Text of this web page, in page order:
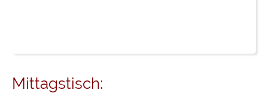
Mittagstisch: